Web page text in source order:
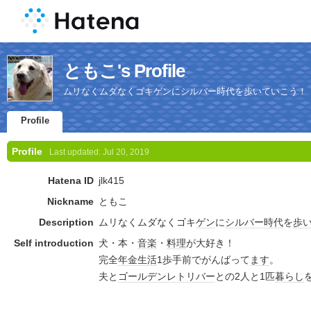
ともこ's Profile
ムリなくムダなくゴキゲンにシルバー時代を歩いていこう！
Profile
Profile Last updated: Jul 20, 2019
Hatena ID jlk415
Nickname ともこ
Description ムリなくムダなくゴキゲンにシルバー時代を歩
Self introduction 犬・本・ 音楽 ・ 料理が大好き！
完全年金生活1歩手前でがんばってます。
夫と ゴールデンレトリバーとの2人と1匹暮らし